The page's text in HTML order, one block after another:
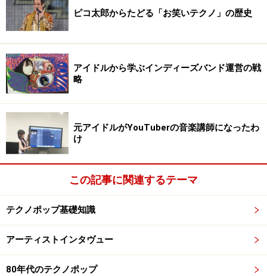
受けています。二つとも別物の音楽と言ってもいい程に
聞く部分や感じる部分は違うのですが、音楽を作る上で
『Mariner's Valley』は今聞いてもバランスが面白いです
ね。
【渡部】電子音は小さいころから好きだったんで、テク
ノポップも聞きましたが、それよりも、80年代後半のニ
ューウェイヴの残り香とか、88年以降のテクノのほうが
大きいです。
※記事内容は執筆時点のものです。最新の内容をご確認くださ
い。
ピコ太郎からたどる「お笑いテクノ」の歴史
アイドルから学ぶインディーズバンド運営の戦
略
元アイドルがYouTuberの音楽講師になったわ
け
この記事に関連するテーマ
テクノポップ基礎知識
アーティストインタヴュー
80年代のテクノポップ